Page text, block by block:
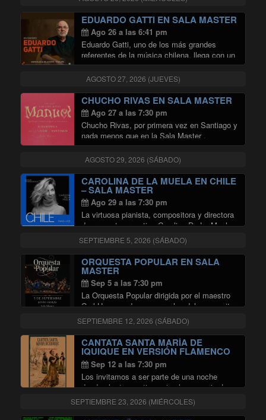
rodeando el montaje y disolviendo la idea de
un único frente. Oportunidad …
Continuar leyendo"ESCENARIO CIRCULAR: LA
EDUARDO GATTI EN SALA MASTER
Ago 26 a las 6:41 pm
Eduardo Gatti, uno de los más grandes
referentes de la música chilena, llega con un
concierto único en el que revivirá las
canciones que han marcado su trayectoria y
la historia de la música nacional. …
Continuar leyendo"EDUARDO GATTI EN SALA
AGOSTO 27, 2026 (JUEVES)
CHUCHO RIVAS EN SALA MASTER
Ago 27 a las 7:30 pm
Chucho Rivas, por primera vez en Santiago y
nada menos que en la Sala Master ,
presentando Manuel su primera producción
independiente , hecha en su habitación, con
el corazón roto y con ganas de …
Continuar leyendo"CHUCHO RIVAS EN SALA
AGOSTO 29, 2026 (SÁBADO)
CAROLINA DE LA MUELA EN CHILE
– SALA MASTER
Ago 29 a las 7:30 pm
La virtuosa pianista, compositora y directora
de orquesta argentina Carolina De La Muela
llega por primera vez a Chile para ofrecer un
concierto íntimo que promete acariciar el
alma. Conocida por su profunda sensibilidad
en …Continuar leyendo"CAROLINA DE LA MUELA
SEPTIEMBRE 5, 2026 (SÁBADO)
ORQUESTA POPULAR EN SALA
MASTER
Sep 5 a las 7:30 pm
La Orquesta Popular dirigida por el maestro
Carl Hammond y con arreglos del compositor
Julio Hernaiz para cuerdas y voces,
presentan: TANGOS, BOLEROS Y VALSES
INOLVIDABLES en Sala Master.
Información del Evento: Fecha: Sábado …
Continuar leyendo "ORQUESTA POPULAR EN
SEPTIEMBRE 12, 2026 (SÁBADO)
CANTATA SANTA MARÍA DE
IQUIQUE EN VERSIÓN FLAMENCO
EN SALA MASTER
Sep 12 a las 7:30 pm
Los invitamos a ser parte de una noche
donde el arte mantiene viva la memoria. La
Cantata Santa María de Iquique en versión
flamenco, creada y dirigida por Carmen
SEPTIEMBRE 23, 2026 (MIÉRCOLES)